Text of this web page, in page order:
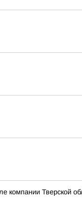
компании Тверской